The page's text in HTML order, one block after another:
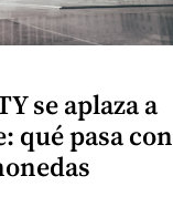
se aplaza a
qué pasa con